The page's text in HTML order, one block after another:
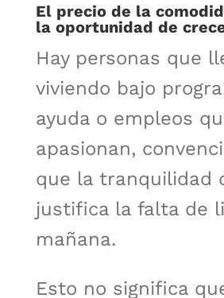
El precio de la
la oportunidad de
Hay personas que
viviendo bajo
ayuda o empleos
apasionan,
que la tranquilidad
justifica la falta de
mañana.
Esto no significa